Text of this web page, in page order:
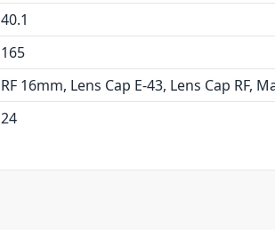
40.1
165
RF 16mm, Lens Cap E-43, Lens Cap RF,
24